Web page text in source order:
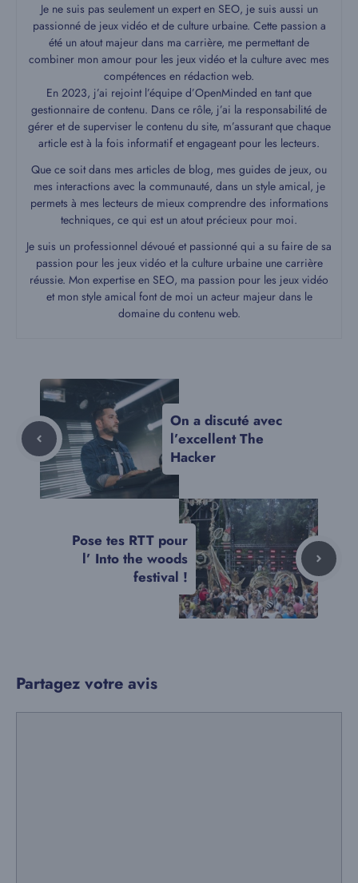
Je ne suis pas seulement un expert en SEO, je suis aussi un
passionné de jeux vidéo et de culture urbaine. Cette passion a
été un atout majeur dans ma carrière, me permettant de
combiner mon amour pour les jeux vidéo et la culture avec mes
compétences en rédaction web.
En 2023, j’ai rejoint l’équipe d’OpenMinded en tant que
gestionnaire de contenu. Dans ce rôle, j’ai la responsabilité de
gérer et de superviser le contenu du site, m’assurant que chaque
article est à la fois informatif et engageant pour les lecteurs.
Que ce soit dans mes articles de blog, mes guides de jeux, ou
mes interactions avec la communauté, dans un style amical, je
permets à mes lecteurs de mieux comprendre des informations
techniques, ce qui est un atout précieux pour moi.
Je suis un professionnel dévoué et passionné qui a su faire de sa
passion pour les jeux vidéo et la culture urbaine une carrière
réussie. Mon expertise en SEO, ma passion pour les jeux vidéo
et mon style amical font de moi un acteur majeur dans le
domaine du contenu web.
On a discuté avec
l’excellent The
Hacker
Pose tes RTT pour
l’ Into the woods
festival !
Partagez votre avis